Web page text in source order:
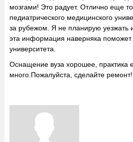
мозгами! Это радует. Отлично еще
педиатрического медицинского
за рубежом. Я не планирую уезжать
эта информация наверняка
университета.
Оснащение вуза хорошее, практика
много.Пожалуйста, сделайте ремонт!